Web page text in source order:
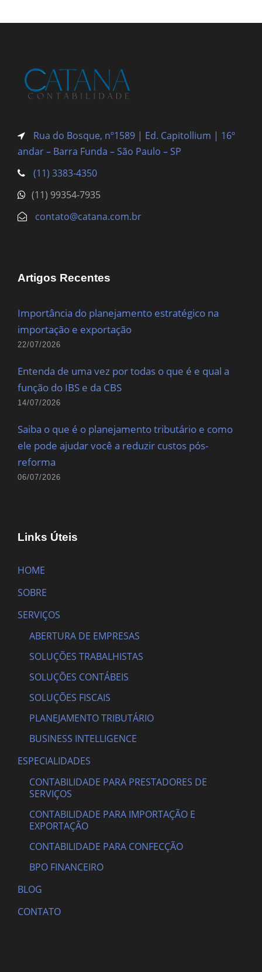
Rua do Bosque, nº1589 | Ed. Capitollium | 16º
andar – Barra Funda – São Paulo – SP
(11) 3383-4350
(11) 99354-7935
contato@catana.com.br
Artigos Recentes
Importância do planejamento estratégico na
importação e exportação
22/07/2026
Entenda de uma vez por todas o que é e qual a
função do IBS e da CBS
14/07/2026
Saiba o que é o planejamento tributário e como
ele pode ajudar você a reduzir custos pós-
reforma
06/07/2026
Links Úteis
HOME
SOBRE
SERVIÇOS
ABERTURA DE EMPRESAS
SOLUÇÕES TRABALHISTAS
SOLUÇÕES CONTÁBEIS
SOLUÇÕES FISCAIS
PLANEJAMENTO TRIBUTÁRIO
BUSINESS INTELLIGENCE
ESPECIALIDADES
CONTABILIDADE PARA PRESTADORES DE
SERVIÇOS
CONTABILIDADE PARA IMPORTAÇÃO E
EXPORTAÇÃO
CONTABILIDADE PARA CONFECÇÃO
BPO FINANCEIRO
BLOG
CONTATO